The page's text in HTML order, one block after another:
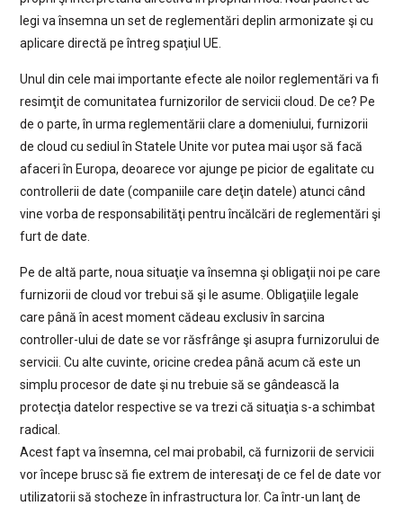
legi va însemna un set de reglementări deplin armonizate şi cu
aplicare directă pe întreg spaţiul UE.
Unul din cele mai importante efecte ale noilor reglementări va fi
resimţit de comunitatea furnizorilor de servicii cloud. De ce? Pe
de o parte, în urma reglementării clare a domeniului, furnizorii
de cloud cu sediul în Statele Unite vor putea mai uşor să facă
afaceri în Europa, deoarece vor ajunge pe picior de egalitate cu
controllerii de date (companiile care deţin datele) atunci când
vine vorba de responsabilităţi pentru încălcări de reglementări şi
furt de date.
Pe de altă parte, noua situaţie va însemna şi obligaţii noi pe care
furnizorii de cloud vor trebui să şi le asume. Obligaţiile legale
care până în acest moment cădeau exclusiv în sarcina
controller-ului de date se vor răsfrânge şi asupra furnizorului de
servicii. Cu alte cuvinte, oricine credea până acum că este un
simplu procesor de date şi nu trebuie să se gândească la
protecţia datelor respective se va trezi că situaţia s-a schimbat
radical.
Acest fapt va însemna, cel mai probabil, că furnizorii de servicii
vor începe brusc să fie extrem de interesaţi de ce fel de date vor
utilizatorii să stocheze în infrastructura lor. Ca într-un lanţ de